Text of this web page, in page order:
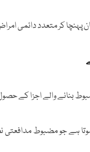
پہنچا کر متعدد دائمی
بنانے والے اجزا کے
ہے جو مضبوط مدافعتی